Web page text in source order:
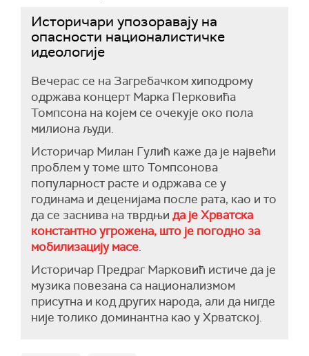
Историчари упозоравају на
опасности националистичке
идеологије
Вечерас се на Загребачком хиподрому
одржава концерт Марка Перковића
Томпсона на којем се очекује око пола
милиона људи.
Историчар Милан Гулић каже да је највећи
проблем у томе што Томпсонова
популарност расте и одржава се у
годинама и деценијама после рата, као и то
да се заснива на тврдњи да је Хрватска
константно угрожена, што је погодно за
мобилизацију масе.
Историчар Предраг Марковић истиче да је
музика повезана са национализмом
присутна и код других народа, али да нигде
није толико доминантна као у Хрватској.